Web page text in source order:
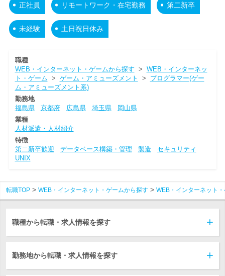
正社員 リモートワーク・在宅勤務 第二新卒
未経験 土日祝日休み
職種
WEB・インターネット・ゲームから探す > WEB・インターネッ
ト・ゲーム > ゲーム・アミューズメント > プログラマー(ゲー
ム・アミューズメント系)
勤務地
福島県
京都府 広島県 埼玉県
岡山県
業種
人材派遣・人材紹介
特徴
第二新卒歓迎
データベース構築・管理 製造
セキュリティ
UNIX
転職TOP WEB・インターネット・ゲームから探す WEB・インターネット
職種から転職・求人情報を探す
勤務地から転職・求人情報を探す